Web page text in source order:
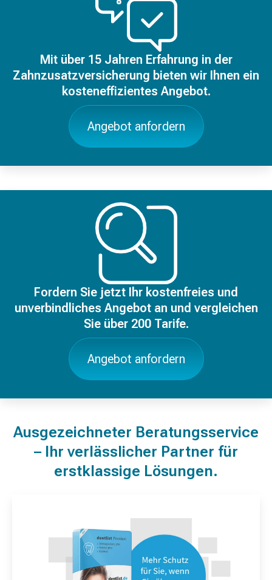
Mit über 15 Jahren Erfahrung in der
Zahnzusatzversicherung bieten wir Ihnen ein
kosteneffizientes Angebot.
Angebot anfordern
Fordern Sie jetzt Ihr kostenfreies und
unverbindliches Angebot an und vergleichen
Sie über 200 Tarife.
Angebot anfordern
Ausgezeichneter Beratungsservice
– Ihr verlässlicher Partner für
erstklassige Lösungen.